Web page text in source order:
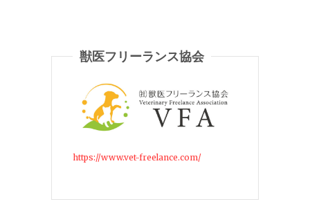
獣医フリーランス協会
https://www.vet-freelance.com/